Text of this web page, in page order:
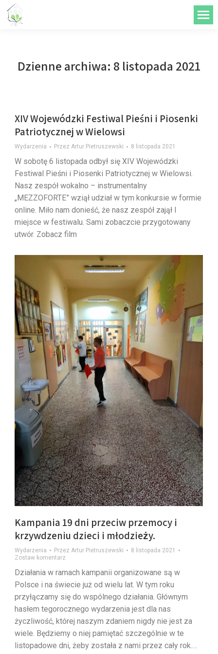
treści
Dzienne archiwa: 8 listopada 2021
XIV Wojewódzki Festiwal Pieśni i Piosenki
Patriotycznej w Wielowsi
Wydarzenia Przez Artur Pietruszewski 8 listopada 2021
W sobotę 6 listopada odbył się XIV Wojewódzki
Festiwal Pieśni i Piosenki Patriotycznej w Wielowsi.
Nasz zespół wokalno – instrumentalny
„MEZZOFORTE” wziął udział w tym konkursie w formie
online. Miło nam donieść, że nasz zespół zajął I
miejsce w festiwalu. Sami zobaczcie przygotowany
utwór. Zobacz film
Kampania 19 dni przeciw przemocy i
krzywdzeniu dzieci i młodzieży.
Wydarzenia Przez Artur Pietruszewski
8 listopada 2021
Zostaw komentarz
Działania w ramach kampanii organizowane są w
Polsce i na świecie już od wielu lat. W tym roku
przyłączamy się do wspólnego działania. Głównym
hasłem tegorocznego wydarzenia jest dla nas
życzliwość, której naszym zdaniem nigdy nie jest za
wiele. Będziemy o niej pamiętać szczególnie w te
listopadowe dni, żeby została z nami przez cały rok.…